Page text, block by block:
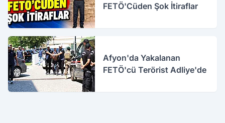
FETÖ'Cüden Şok İtiraflar
Afyon'da Yakalanan
FETÖ'cü Terörist Adliye'de